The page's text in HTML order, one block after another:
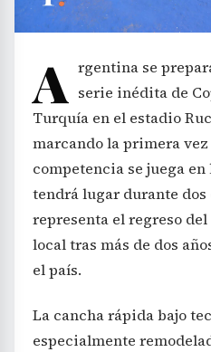
A rgentina se
serie inédita de
Turquía en el estadio
marcando la primera
competencia se juega
tendrá lugar durante
representa el regreso
local tras más de dos
el país.
La cancha rápida bajo
especialmente